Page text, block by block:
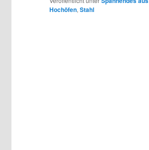
Hochöfen, Stahl